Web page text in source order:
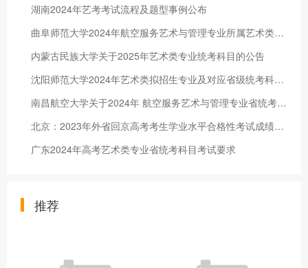
湖南2024年艺考考试流程及题型事例公布
曲阜师范大学2024年航空服务艺术与管理专业所属艺术类别的公告
内蒙古民族大学关于2025年艺术类专业统考科目的公告
沈阳师范大学2024年艺术类拟招生专业及对应省级统考科类情况说明
南昌航空大学关于2024年 航空服务艺术与管理专业省统考考试科目的公告
北京：2023年外省回京高考考生学业水平合格性考试成绩认证
广东2024年高考艺术类专业省统考科目考试要求
推荐